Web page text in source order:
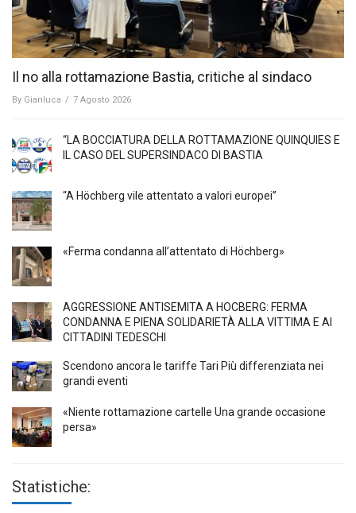
Il no alla rottamazione Bastia, critiche al sindaco
By Gianluca / 7 Agosto 2026
“LA BOCCIATURA DELLA ROTTAMAZIONE QUINQUIES E
IL CASO DEL SUPERSINDACO DI BASTIA
“A Höchberg vile attentato a valori europei”
«Ferma condanna all’attentato di Höchberg»
AGGRESSIONE ANTISEMITA A HÖCBERG: FERMA
CONDANNA E PIENA SOLIDARIETÀ ALLA VITTIMA E AI
CITTADINI TEDESCHI
Scendono ancora le tariffe Tari Più differenziata nei
grandi eventi
«Niente rottamazione cartelle Una grande occasione
persa»
Statistiche: